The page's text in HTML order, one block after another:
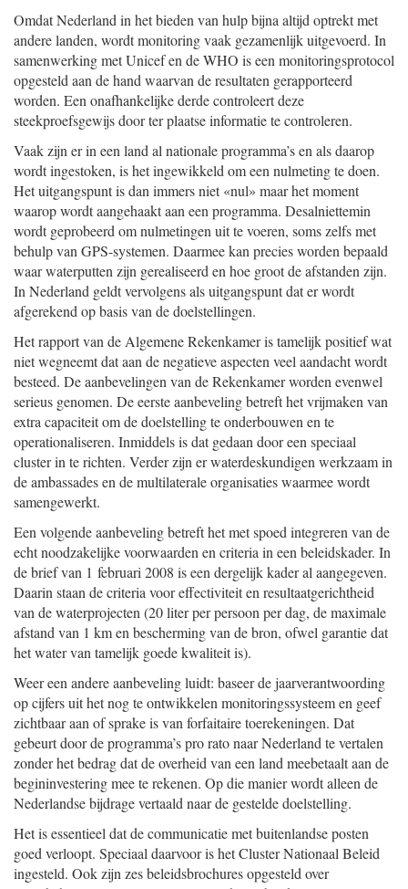
Omdat Nederland in het bieden van hulp bijna altijd optrekt met
andere landen, wordt monitoring vaak gezamenlijk uitgevoerd. In
samenwerking met Unicef en de WHO is een monitoringsprotocol
opgesteld aan de hand waarvan de resultaten gerapporteerd
worden. Een onafhankelijke derde controleert deze
steekproefsgewijs door ter plaatse informatie te controleren.
Vaak zijn er in een land al nationale programma’s en als daarop
wordt ingestoken, is het ingewikkeld om een nulmeting te doen.
Het uitgangspunt is dan immers niet «nul» maar het moment
waarop wordt aangehaakt aan een programma. Desalniettemin
wordt geprobeerd om nulmetingen uit te voeren, soms zelfs met
behulp van GPS-systemen. Daarmee kan precies worden bepaald
waar waterputten zijn gerealiseerd en hoe groot de afstanden zijn.
In Nederland geldt vervolgens als uitgangspunt dat er wordt
afgerekend op basis van de doelstellingen.
Het rapport van de Algemene Rekenkamer is tamelijk positief wat
niet wegneemt dat aan de negatieve aspecten veel aandacht wordt
besteed. De aanbevelingen van de Rekenkamer worden evenwel
serieus genomen. De eerste aanbeveling betreft het vrijmaken van
extra capaciteit om de doelstelling te onderbouwen en te
operationaliseren. Inmiddels is dat gedaan door een speciaal
cluster in te richten. Verder zijn er waterdeskundigen werkzaam in
de ambassades en de multilaterale organisaties waarmee wordt
samengewerkt.
Een volgende aanbeveling betreft het met spoed integreren van de
echt noodzakelijke voorwaarden en criteria in een beleidskader. In
de brief van 1 februari 2008 is een dergelijk kader al aangegeven.
Daarin staan de criteria voor effectiviteit en resultaatgerichtheid
van de waterprojecten (20 liter per persoon per dag, de maximale
afstand van 1 km en bescherming van de bron, ofwel garantie dat
het water van tamelijk goede kwaliteit is).
Weer een andere aanbeveling luidt: baseer de jaarverantwoording
op cijfers uit het nog te ontwikkelen monitoringssysteem en geef
zichtbaar aan of sprake is van forfaitaire toerekeningen. Dat
gebeurt door de programma’s pro rato naar Nederland te vertalen
zonder het bedrag dat de overheid van een land meebetaalt aan de
begininvestering mee te rekenen. Op die manier wordt alleen de
Nederlandse bijdrage vertaald naar de gestelde doelstelling.
Het is essentieel dat de communicatie met buitenlandse posten
goed verloopt. Speciaal daarvoor is het Cluster Nationaal Beleid
ingesteld. Ook zijn zes beleidsbrochures opgesteld over